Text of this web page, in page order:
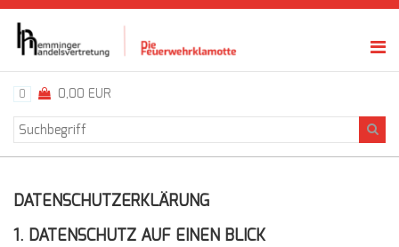
0 0,00 EUR
DATENSCHUTZERKLÄRUNG
1. DATENSCHUTZ AUF EINEN BLICK